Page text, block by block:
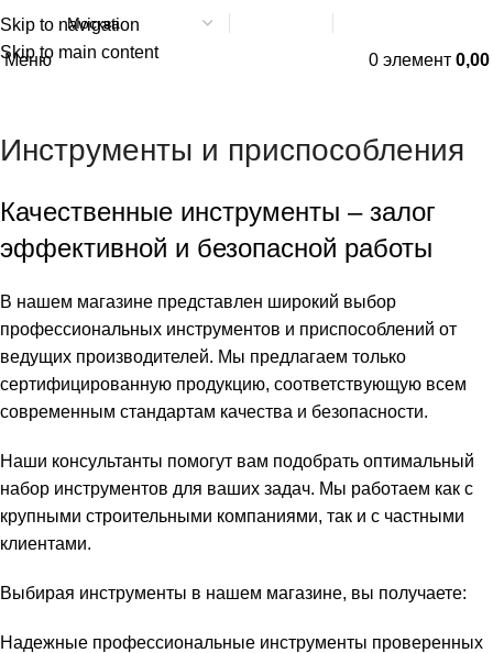
Skip to navigation
Skip to main content
Меню 0 элемент 0,00
Инструменты и приспособления
Качественные инструменты – залог
эффективной и безопасной работы
В нашем магазине представлен широкий выбор
профессиональных инструментов и приспособлений от
ведущих производителей. Мы предлагаем только
сертифицированную продукцию, соответствующую всем
современным стандартам качества и безопасности.
Наши консультанты помогут вам подобрать оптимальный
набор инструментов для ваших задач. Мы работаем как с
крупными строительными компаниями, так и с частными
клиентами.
Выбирая инструменты в нашем магазине, вы получаете:
Надежные профессиональные инструменты проверенных